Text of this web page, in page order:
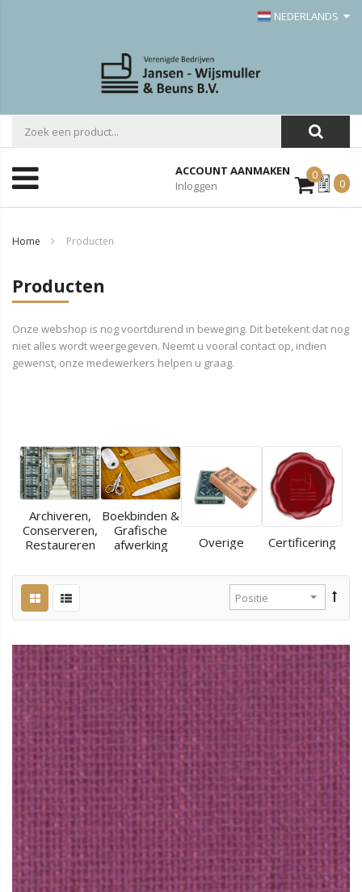
NEDERLANDS
ACCOUNT AANMAKEN
Inloggen
0Mijn
Offerte
0
Home Producten
Producten
Onze webshop is nog voortdurend in beweging. Dit betekent dat nog
niet alles wordt weergegeven. Neemt u vooral contact op, indien
gewenst, onze medewerkers helpen u graag.
Archiveren,
Conserveren,
Restaureren
Boekbinden &
Grafische
afwerking
Overige Certificering